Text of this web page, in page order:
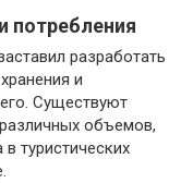
потребления
разработать
и
Существуют
объемов,
туристических